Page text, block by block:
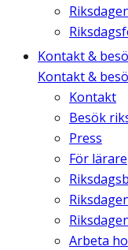
Kontakt &
Kontakt &
Kontakt
Besök
Press
För lärare
Arbeta